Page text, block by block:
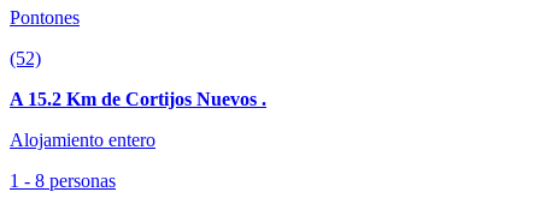
Pontones
(52)
A 15.2 Km de Cortijos Nuevos .
Alojamiento entero
1 - 8 personas